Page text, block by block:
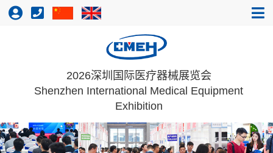
2026深圳国际医疗器械展览会
Shenzhen International Medical Equipment
Exhibition